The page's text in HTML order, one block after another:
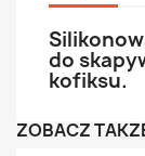
do
kofiksu.
ZOBACZ